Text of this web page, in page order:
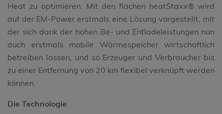
Heat zu optimieren. Mit den flachen heatStaxx® wird
auf der EM-Power erstmals eine Lösung vorgestellt, mit
der sich dank der hohen Be- und Entladeleistungen nun
auch erstmals mobile Wärmespeicher wirtschaftlich
betreiben lassen, und so Erzeuger und Verbraucher bis
zu einer Entfernung von 20 km flexibel verknüpft werden
können.
Die Technologie